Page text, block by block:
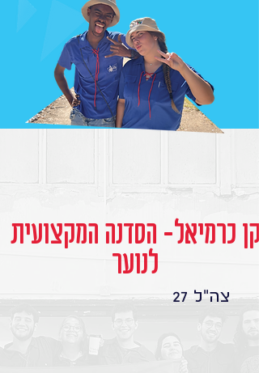
קן כרמיאל- הסדנה המקצועית
לנוער
צה"ל 27